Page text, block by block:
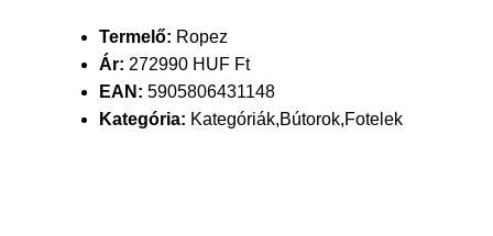
Termelő: Ropez
Ár: 272990 HUF Ft
EAN: 5905806431148
Kategória: Kategóriák,Bútorok,Fotelek